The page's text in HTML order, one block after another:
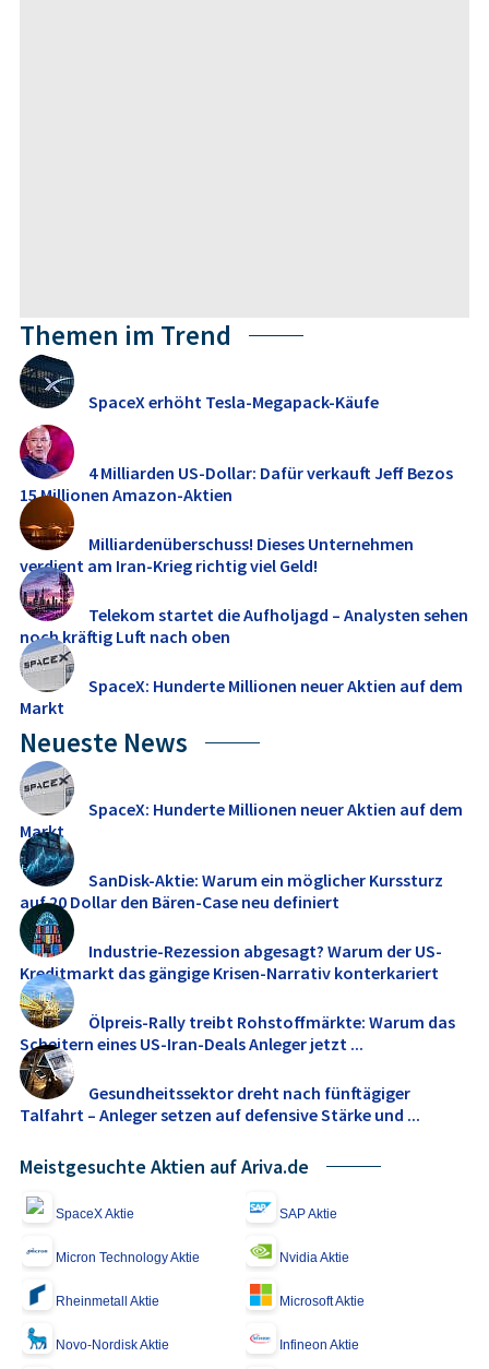
Themen im Trend
SpaceX erhöht Tesla-Megapack-Käufe
4 Milliarden US-Dollar: Dafür verkauft Jeff Bezos
15 Millionen Amazon-Aktien
Milliardenüberschuss! Dieses Unternehmen
verdient am Iran-Krieg richtig viel Geld!
Telekom startet die Aufholjagd – Analysten sehen
noch kräftig Luft nach oben
SpaceX: Hunderte Millionen neuer Aktien auf dem
Markt
Neueste News
SpaceX: Hunderte Millionen neuer Aktien auf dem
Markt
SanDisk-Aktie: Warum ein möglicher Kurssturz
auf 20 Dollar den Bären-Case neu definiert
Industrie-Rezession abgesagt? Warum der US-
Kreditmarkt das gängige Krisen-Narrativ konterkariert
Ölpreis-Rally treibt Rohstoffmärkte: Warum das
Scheitern eines US-Iran-Deals Anleger jetzt ...
Gesundheitssektor dreht nach fünftägiger
Talfahrt – Anleger setzen auf defensive Stärke und ...
Meistgesuchte Aktien auf Ariva.de
SpaceX Aktie SAP Aktie
Micron Technology Aktie Nvidia Aktie
Rheinmetall Aktie Microsoft Aktie
Novo-Nordisk Aktie Infineon Aktie